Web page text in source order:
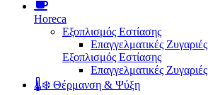
Horeca
Εξοπλισμός Εστίασης
Επαγγελματικές Ζυγαριές
Εξοπλισμός Εστίασης
Επαγγελματικές Ζυγαριές
🌡️❄️ Θέρμανση & Ψύξη